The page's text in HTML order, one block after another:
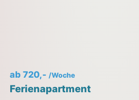
ab 720,- /Woche
Ferienapartment